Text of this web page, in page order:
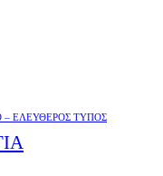
– ΕΛΕΥΘΕΡΟΣ ΤΥΠΟΣ